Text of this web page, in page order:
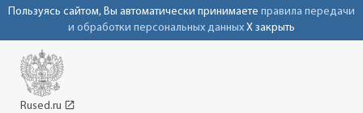
Пользуясь сайтом, Вы автоматически принимаете правила передачи
и обработки персональных данных X закрыть
Rused.ru launch